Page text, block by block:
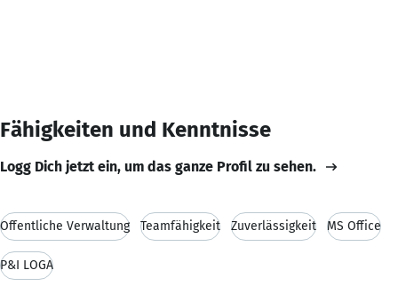
Fähigkeiten und Kenntnisse
Logg Dich jetzt ein, um das ganze Profil zu sehen.
Öffentliche Verwaltung Teamfähigkeit Zuverlässigkeit MS Office
P&I LOGA